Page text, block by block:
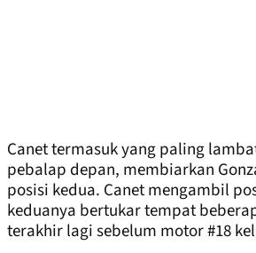
Canet termasuk yang paling
pebalap depan, membiarkan
posisi kedua. Canet mengambil
keduanya bertukar tempat
terakhir lagi sebelum motor #18